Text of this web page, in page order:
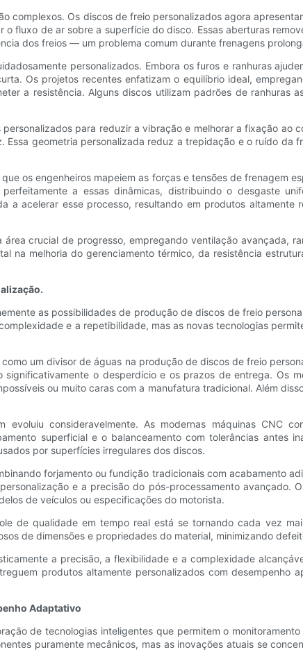
complexos. Os discos de freio personalizados agora
fluxo de ar sobre a superfície do disco. Essas aberturas
dos freios — um problema comum durante frenagens
personalizados. Embora os furos e ranhuras
Os projetos recentes enfatizam o equilíbrio ideal,
a resistência. Alguns discos utilizam padrões de ranhuras
para reduzir a vibração e melhorar a fixação ao
geometria personalizada reduz a trepidação e o ruído da
os engenheiros mapeiem as forças e tensões de frenagem
a essas dinâmicas, distribuindo o desgaste
acelerar esse processo, resultando em produtos
crucial de progresso, empregando ventilação avançada,
na melhoria do gerenciamento térmico, da resistência
as possibilidades de produção de discos de freio
e a repetibilidade, mas as novas tecnologias
um divisor de águas na produção de discos de freio
o desperdício e os prazos de entrega. Os
ou muito caras com a manufatura tradicional. Além
consideravelmente. As modernas máquinas CNC
superficial e o balanceamento com tolerâncias antes
​​por superfícies irregulares dos discos.
forjamento ou fundição tradicionais com acabamento
e a precisão do pós-processamento avançado.
de veículos ou especificações do motorista.
de qualidade em tempo real está se tornando cada vez
de dimensões e propriedades do material, minimizando
a precisão, a flexibilidade e a complexidade
produtos altamente personalizados com desempenho
Adaptativo
de tecnologias inteligentes que permitem o
puramente mecânicos, mas as inovações atuais se